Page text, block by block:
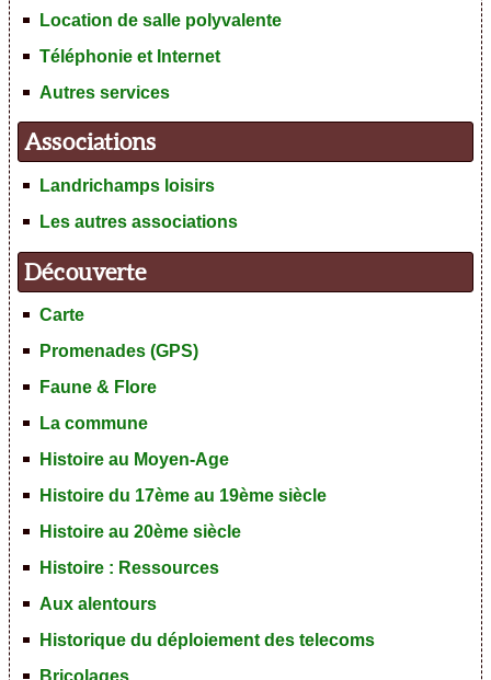
Location de salle polyvalente
Téléphonie et Internet
Autres services
Associations
Landrichamps loisirs
Les autres associations
Découverte
Carte
Promenades (GPS)
Faune & Flore
La commune
Histoire au Moyen-Age
Histoire du 17ème au 19ème siècle
Histoire au 20ème siècle
Histoire : Ressources
Aux alentours
Historique du déploiement des telecoms